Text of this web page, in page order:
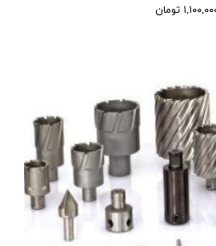
تومان